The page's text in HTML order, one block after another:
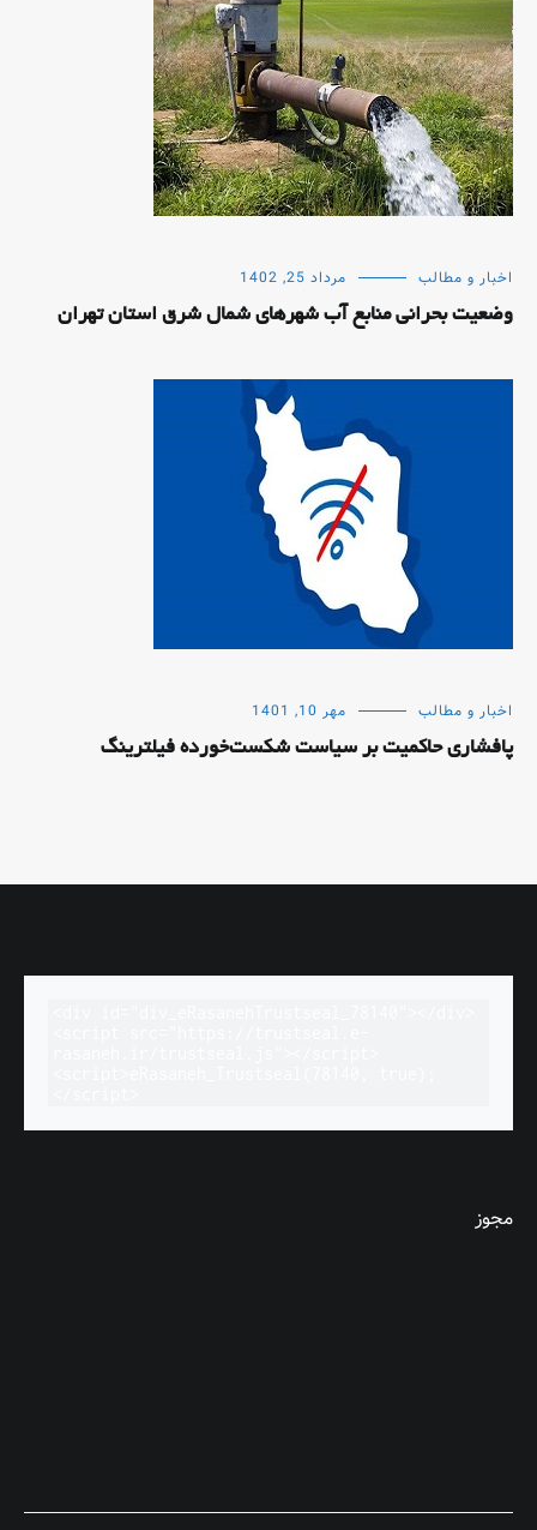
اخبار و مطالب مرداد 25, 1402
وضعیت بحرانی منابع آب شهرهای شمال شرق استان تهران
اخبار و مطالب مهر 10, 1401
پافشاری حاکمیت بر سیاست شکست‌خورده فیلترینگ
مجوز